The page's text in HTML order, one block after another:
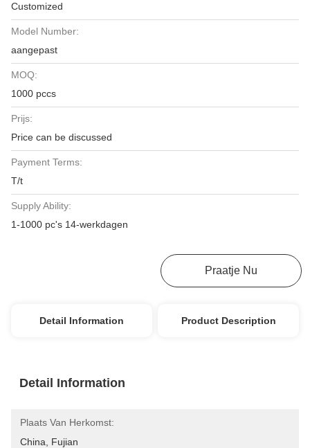
Customized
Model Number:
aangepast
MOQ:
1000 pccs
Prijs:
Price can be discussed
Payment Terms:
T/t
Supply Ability:
1-1000 pc's 14-werkdagen
Praatje Nu
Detail Information Product Description
Detail Information
Plaats Van Herkomst:
China, Fujian